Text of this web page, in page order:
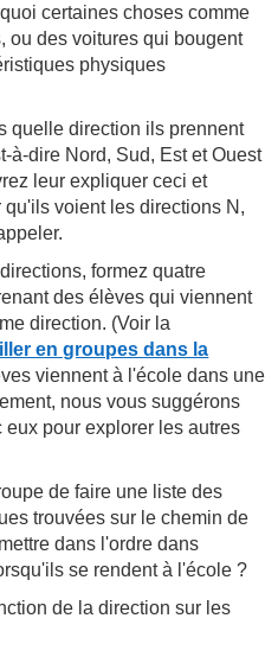
certaines choses comme
ou des voitures qui bougent
physiques
quelle direction ils prennent
à-dire Nord, Sud, Est et Ouest
leur expliquer ceci et
voient les directions N,
formez quatre
des élèves qui viennent
direction. (Voir la
en groupes dans la
viennent à l'école dans une
nous vous suggérons
pour explorer les autres
de faire une liste des
trouvées sur le chemin de
dans l'ordre dans
se rendent à l'école ?
de la direction sur les